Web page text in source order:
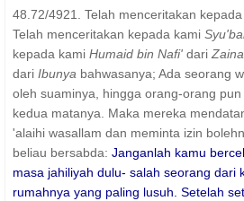
48.72/4921. Telah menceritakan
Telah menceritakan kepada kami
kepada kami Humaid bin Nafi' dari
dari Ibunya bahwasanya; Ada seorang
oleh suaminya, hingga orang-orang
kedua matanya. Maka mereka
'alaihi wasallam dan meminta izin
beliau bersabda: Janganlah kamu
masa jahiliyah dulu- salah seorang dari
rumahnya yang paling lusuh. Setelah